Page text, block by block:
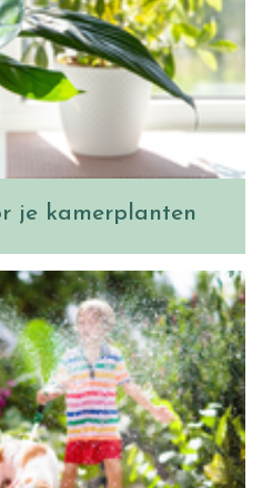
je kamerplanten